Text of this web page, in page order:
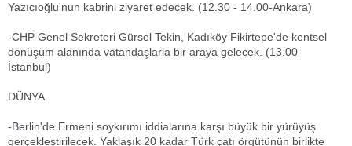
Yazıcıoğlu'nun kabrini ziyaret edecek. (12.30 - 14.00-Ankara)
-CHP Genel Sekreteri Gürsel Tekin, Kadıköy Fikirtepe'de kentsel
dönüşüm alanında vatandaşlarla bir araya gelecek. (13.00-
İstanbul)
DÜNYA
-Berlin'de Ermeni soykırımı iddialarına karşı büyük bir yürüyüş
gerçekleştirilecek. Yaklaşık 20 kadar Türk çatı örgütünün birlikte